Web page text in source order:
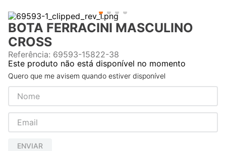
BOTA FERRACINI MASCULINO
CROSS
Referência: 69593-15822-38
Este produto não está disponível no momento
Quero que me avisem quando estiver disponível
ENVIAR
5º tenis